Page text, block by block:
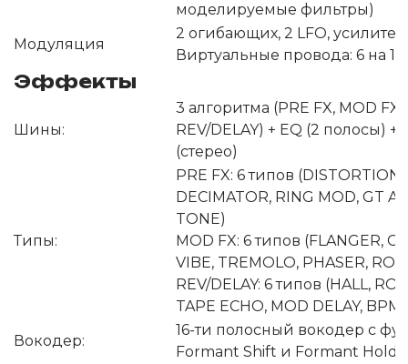
моделируемые фильтры)
Модуляция
2 огибающих, 2 LFO,
Виртуальные провода: 6 на 1
Эффекты
Шины:
3 алгоритма (PRE FX, MOD FX,
REV/DELAY) + EQ (2 полосы) +
(стерео)
Типы:
PRE FX: 6 типов (DISTORTION,
DECIMATOR, RING MOD, GT
TONE)
MOD FX: 6 типов (FLANGER,
VIBE, TREMOLO, PHASER,
REV/DELAY: 6 типов (HALL,
TAPE ECHO, MOD DELAY, BPM
Вокодер:
16-ти полосный вокодер с
Formant Shift и Formant Hold